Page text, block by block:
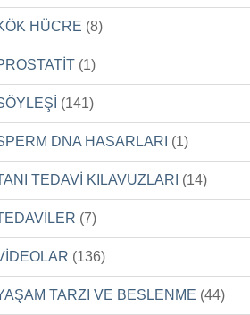
HÜCRE (8)
(1)
(141)
DNA HASARLARI (1)
TEDAVİ KILAVUZLARI (14)
(7)
(136)
TARZI VE BESLENME (44)